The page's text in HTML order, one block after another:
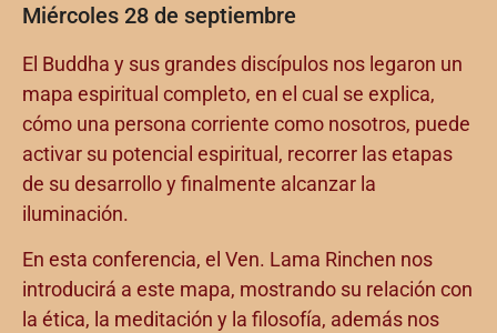
Miércoles 28 de septiembre
El Buddha y sus grandes discípulos nos legaron un
mapa espiritual completo, en el cual se explica,
cómo una persona corriente como nosotros, puede
activar su potencial espiritual, recorrer las etapas
de su desarrollo y finalmente alcanzar la
iluminación.
En esta conferencia, el Ven. Lama Rinchen nos
introducirá a este mapa, mostrando su relación con
la ética, la meditación y la filosofía, además nos